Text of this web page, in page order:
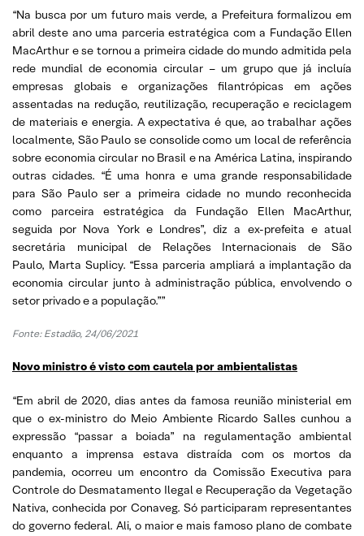
“Na busca por um futuro mais verde, a Prefeitura formalizou em
abril deste ano uma parceria estratégica com a Fundação Ellen
MacArthur e se tornou a primeira cidade do mundo admitida pela
rede mundial de economia circular – um grupo que já incluía
empresas globais e organizações filantrópicas em ações
assentadas na redução, reutilização, recuperação e reciclagem
de materiais e energia. A expectativa é que, ao trabalhar ações
localmente, São Paulo se consolide como um local de referência
sobre economia circular no Brasil e na América Latina, inspirando
outras cidades. “É uma honra e uma grande responsabilidade
para São Paulo ser a primeira cidade no mundo reconhecida
como parceira estratégica da Fundação Ellen MacArthur,
seguida por Nova York e Londres”, diz a ex-prefeita e atual
secretária municipal de Relações Internacionais de São
Paulo, Marta Suplicy. “Essa parceria ampliará a implantação da
economia circular junto à administração pública, envolvendo o
setor privado e a população.””
Fonte: Estadão, 24/06/2021
Novo ministro é visto com cautela por ambientalistas
“Em abril de 2020, dias antes da famosa reunião ministerial em
que o ex-ministro do Meio Ambiente Ricardo Salles cunhou a
expressão “passar a boiada” na regulamentação ambiental
enquanto a imprensa estava distraída com os mortos da
pandemia, ocorreu um encontro da Comissão Executiva para
Controle do Desmatamento Ilegal e Recuperação da Vegetação
Nativa, conhecida por Conaveg. Só participaram representantes
do governo federal. Ali, o maior e mais famoso plano de combate